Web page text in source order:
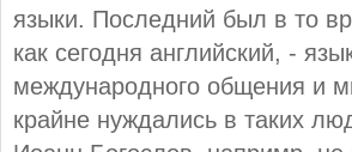
языки. Последний был в то
как сегодня английский, -
международного общения и
крайне нуждались в таких